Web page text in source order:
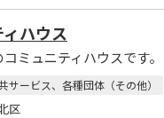
ハウス
ミュニティハウスです。
サービス、各種団体（その他）
区